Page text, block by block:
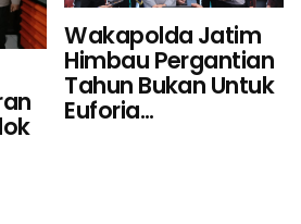
Wakapolda Jatim
Himbau Pergantian
Tahun Bukan Untuk
Euforia...